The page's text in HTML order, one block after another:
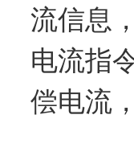
流信息
电流指
偿电流